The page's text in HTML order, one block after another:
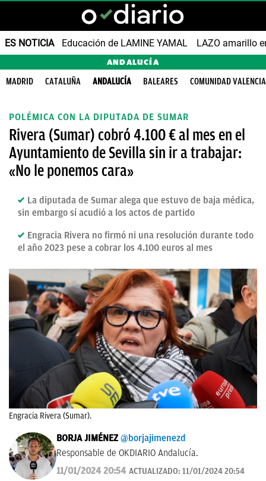
ES NOTICIA Educación de LAMINE YAMAL LAZO amarillo
ANDALUCÍA
MADRID CATALUÑA ANDALUCÍA BALEARES COMUNIDAD
POLÉMICA CON LA DIPUTADA DE SUMAR
Rivera (Sumar) cobró 4.100 € al mes en el
Ayuntamiento de Sevilla sin ir a trabajar:
«No le ponemos cara»
La diputada de Sumar alega que estuvo de baja médica,
sin embargo sí acudió a los actos de partido
Engracia Rivera no firmó ni una resolución durante todo
el año 2023 pese a cobrar los 4.100 euros al mes
Engracia Rivera (Sumar).
BORJA JIMÉNEZ @borjajimenezd
Responsable de OKDIARIO Andalucía.
11/01/2024 20:54 ACTUALIZADO: 11/01/2024 20:54